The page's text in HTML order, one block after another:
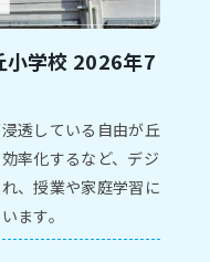
学校 2026年7
透している⾃由が丘
率化するなど、デジ
、授業や家庭学習に
ます。